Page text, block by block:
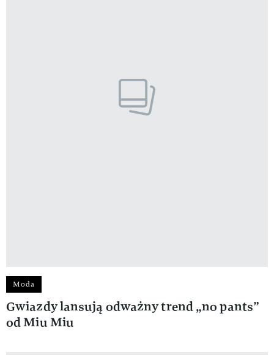
Moda
Gwiazdy lansują odważny trend „no pants”
od Miu Miu